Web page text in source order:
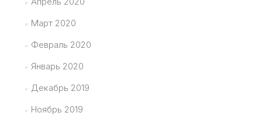
Март 2020
Февраль 2020
Январь 2020
Декабрь 2019
Ноябрь 2019